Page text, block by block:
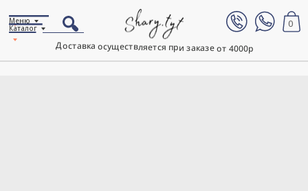
Доставка осуществляется при заказе от 4000р
0
Каталог
Меню